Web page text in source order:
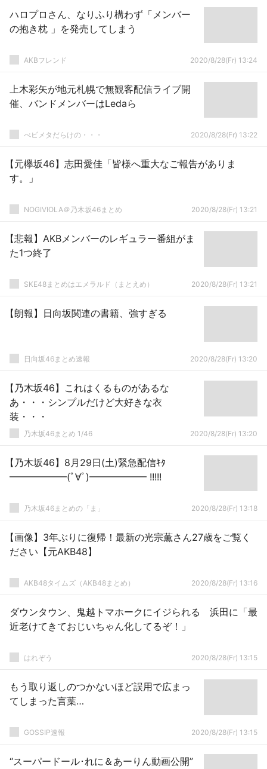
ハロプロさん、なりふり構わず「メンバー
の抱き枕 」を発売してしまう
AKBフレンド 2020/8/28(Fr) 13:24
上木彩矢が地元札幌で無観客配信ライブ開
催、バンドメンバーはLedaら
べビメタだらけの・・・ 2020/8/28(Fr) 13:22
【元欅坂46】志田愛佳「皆様へ重大なご報告がありま
す。」
NOGIVIOLA＠乃木坂46まとめ 2020/8/28(Fr) 13:21
【悲報】AKBメンバーのレギュラー番組がま
た1つ終了
SKE48まとめはエメラルド（まとえめ） 2020/8/28(Fr) 13:21
【朗報】日向坂関連の書籍、強すぎる
日向坂46まとめ速報 2020/8/28(Fr) 13:20
【乃木坂46】これはくるものがあるな
あ・・・シンプルだけど大好きな衣
装・・・
乃木坂46まとめ 1/46 2020/8/28(Fr) 13:20
【乃木坂46】8月29日(土)緊急配信ｷﾀ
━━━━━━(ﾟ∀ﾟ)━━━━━━ !!!!!
乃木坂46まとめの「ま」 2020/8/28(Fr) 13:18
【画像】3年ぶりに復帰！最新の光宗薫さん27歳をご覧く
ださい【元AKB48】
AKB48タイムズ（AKB48まとめ） 2020/8/28(Fr) 13:16
ダウンタウン、鬼越トマホークにイジられる 浜田に「最
近老けてきておじいちゃん化してるぞ！」
はれぞう 2020/8/28(Fr) 13:15
もう取り返しのつかないほど誤用で広まっ
てしまった言葉…
GOSSIP速報 2020/8/28(Fr) 13:15
“スーパードール･れに＆あーりん動画公開”